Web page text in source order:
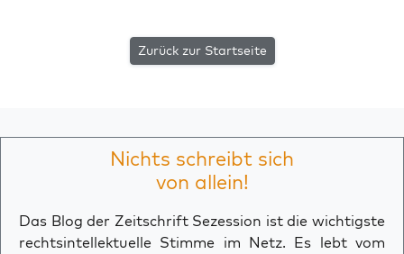
Zurück zur Startseite
Nichts schreibt sich
von allein!
Das Blog der Zeitschrift Sezession ist die wichtigste
rechtsintellektuelle Stimme im Netz. Es lebt vom